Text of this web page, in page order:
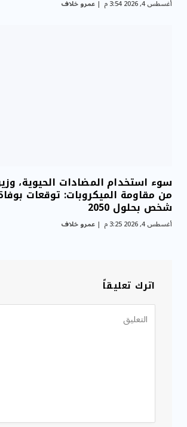
أغسطس 4, 2026 3:54 م عمرو خلاف
سوء استخدام المضادات الحيوية،
شخص بحلول 2050
أغسطس 4, 2026 3:25 م عمرو خلاف
اترك تعليقاً